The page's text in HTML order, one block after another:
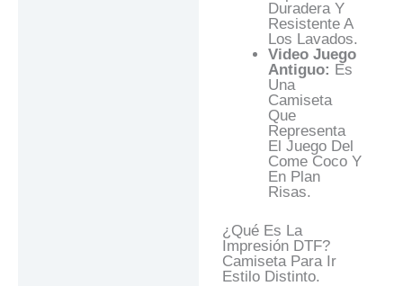
Duradera Y
Resistente A
Los Lavados.
Video Juego
Antiguo: Es
Una
Camiseta
Que
Representa
El Juego Del
Come Coco Y
En Plan
Risas.
¿Qué Es La
Impresión DTF?
Camiseta Para Ir
Estilo Distinto.